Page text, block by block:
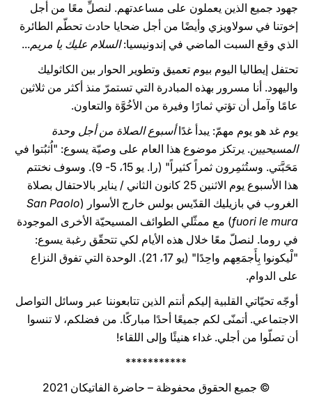
جهود جميع الذين يعملون على مساعدتهم. لنصلِّ معًا من أجل
إخوتنا في سولاويزي وأيضًا من أجل ضحايا حادث تحطّم الطائرة
الذي وقع السبت الماضي في إندونيسيا:السلام عليك يا مريم...
تحتفل إيطاليا اليوم بيوم تعميق وتطوير الحوار بين الكاثوليك
واليهود. أنا مسرور بهذه المبادرة التي تستمرّ منذ أكثر من ثلاثين
عامًا وآمل أن تؤتي ثمارًا وفيرة من الأخُوَّة والتعاون.
يوم غد هو يوم مهمّ: يبدأ غدًاأسبوع الصلاة من أجل وحدة
المسيحيين. يرتكز موضوع هذا العام على وصيّة يسوع: "اُثبُتوا في
مَحَبَّتي. وستُثمِرون ثمراً كثيراً" (را. يو 15، 5- 9). وسوف نختتم
هذا الأسبوع يوم الاثنين 25 كانون الثاني / يناير بالاحتفال بصلاة
الغروب في بازيليك القدّيس بولس خارج الأسوار (San Paolo
fuori le mura) مع ممثّلي الطوائف المسيحيّة الأخرى الموجودة
في روما. لنصلّ معًا خلال هذه الأيام لكي تتحقّق رغبة يسوع:
"لْيكونوا بِأَجمَعِهم واحِدًا" (يو 17، 21). الوحدة التي تفوق النزاع
على الدوام.
أوجّه تحيّاتي القلبية إليكم أنتم الذين تتابعوننا عبر وسائل التواصل
الاجتماعي. أتمنّى لكم جميعًا أحدًا مباركًا. من فضلكم، لا تنسوا
أن تصلّوا من أجلي. غداء هنيئًا وإلى اللقاء!
***********
© جميع الحقوق محفوظة – حاضرة الفاتيكان 2021